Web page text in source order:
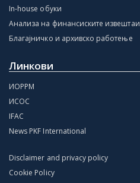
In-house обуки
Анализа на финансиските извештаи
Благајничко и архивско работење
Линкови
ИОРРМ
ИСОС
IFAC
News PKF International
Disclaimer and privacy policy
Cookie Policy